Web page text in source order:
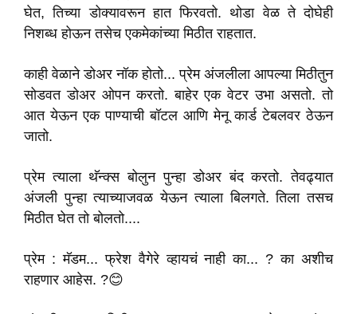
घेत, तिच्या डोक्यावरून हात फिरवतो. थोडा वेळ ते दोघेही
निशब्ध होऊन तसेच एकमेकांच्या मिठीत राहतात.
काही वेळाने डोअर नॉक होतो... प्रेम अंजलीला आपल्या मिठीतुन
सोडवत डोअर ओपन करतो. बाहेर एक वेटर उभा असतो. तो
आत येऊन एक पाण्याची बॉटल आणि मेनू कार्ड टेबलवर ठेऊन
जातो.
प्रेम त्याला थॅन्क्स बोलुन पुन्हा डोअर बंद करतो. तेवढ्यात
अंजली पुन्हा त्याच्याजवळ येऊन त्याला बिलगते. तिला तसच
मिठीत घेत तो बोलतो....
प्रेम : मॅडम... फ्रेश वैगेरे व्हायचं नाही का... ? का अशीच
राहणार आहेस. ?😊